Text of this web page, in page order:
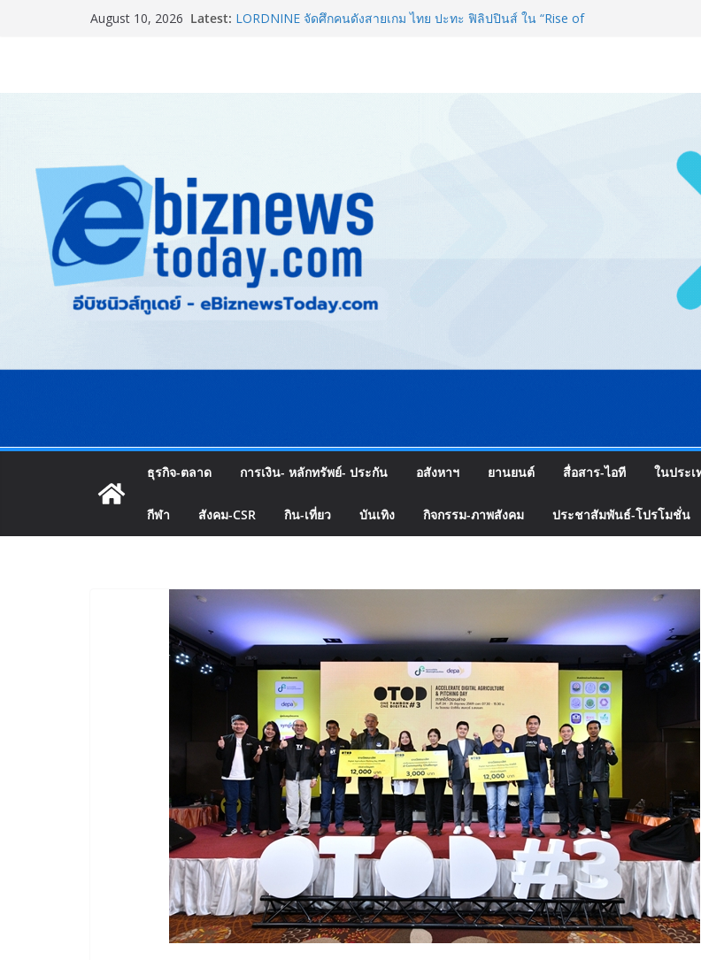
August 10, 2026 Latest: ปั้นผู้ประกอบการไทยสู่ตลาดโลก คาดเงินสะพัดกว่า 300 ล้านบาท
ธุรกิจ-ตลาด การเงิน- หลักทรัพย์- ประกัน อสังหาฯ ยานยนต์ สื่อสาร-ไอที ในประเ
กีฬา สังคม-CSR กิน-เที่ยว บันเทิง กิจกรรม-ภาพสังคม ประชาสัมพันธ์-โปรโมชั่น